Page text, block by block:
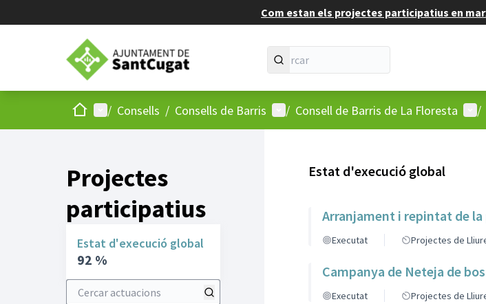
Com estan els projectes participatius en
Inici Menú principal
/ Consells / Consells de Barris Menú d'usuari
/ Consell de Barris de La Floresta /
Projectes
participatius
Estat d'execució global
92 %
Cercar actuacions
Estat d'execució global
Arranjament i repintat de
Executat Projectes de
Campanya de Neteja de
Executat Projectes de